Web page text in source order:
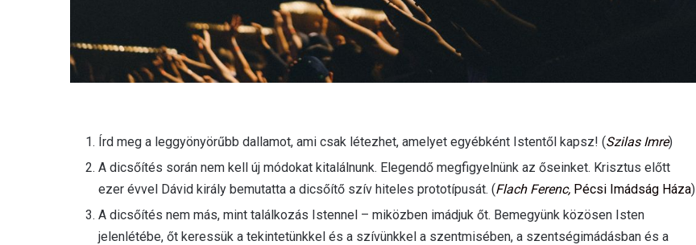
Írd meg a leggyönyörűbb dallamot, ami csak létezhet, amelyet egyébként Istentől kapsz! (Szilas Imre)
A dicsőítés során nem kell új módokat kitalálnunk. Elegendő megfigyelnünk az őseinket. Krisztus előtt
ezer évvel Dávid király bemutatta a dicsőítő szív hiteles prototípusát. (Flach Ferenc, Pécsi Imádság Háza)
A dicsőítés nem más, mint találkozás Istennel – miközben imádjuk őt. Bemegyünk közösen Isten
jelenlétébe, őt keressük a tekintetünkkel és a szívünkkel a szentmisében, a szentségimádásban és a